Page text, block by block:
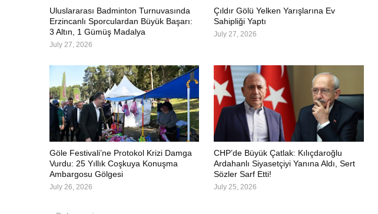
Uluslararası Badminton Turnuvasında
Erzincanlı Sporculardan Büyük Başarı:
3 Altın, 1 Gümüş Madalya
July 27, 2026
Çıldır Gölü Yelken Yarışlarına Ev
Sahipliği Yaptı
July 27, 2026
Göle Festivali’ne Protokol Krizi Damga
Vurdu: 25 Yıllık Coşkuya Konuşma
Ambargosu Gölgesi
July 26, 2026
CHP’de Büyük Çatlak: Kılıçdaroğlu
Ardahanlı Siyasetçiyi Yanına Aldı, Sert
Sözler Sarf Etti!
July 25, 2026